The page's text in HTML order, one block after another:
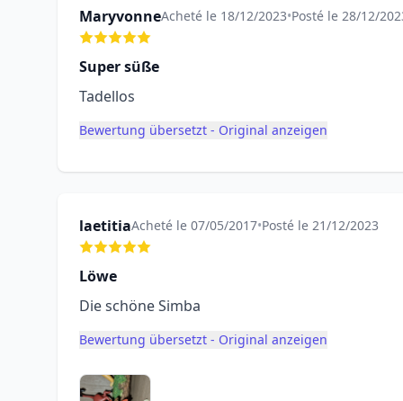
MaryvonneAcheté le 18/12/2023•Posté le 28/12/
Super süße
Tadellos
Bewertung übersetzt - Original anzeigen
laetitiaAcheté le 07/05/2017•Posté le 21/12/2023
Löwe
Die schöne Simba
Bewertung übersetzt - Original anzeigen